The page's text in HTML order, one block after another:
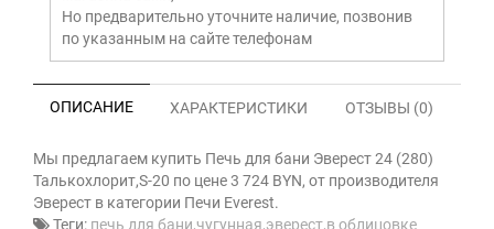
Но предварительно уточните наличие, позвонив
по указанным на сайте телефонам
ОПИСАНИЕ ХАРАКТЕРИСТИКИ ОТЗЫВЫ (0)
Мы предлагаем купить Печь для бани Эверест 24 (280)
Талькохлорит,S-20 по цене 3 724 BYN, от производителя
Эверест в категории Печи Everest.
Теги: печь для бани,чугунная,эверест,в облицовке